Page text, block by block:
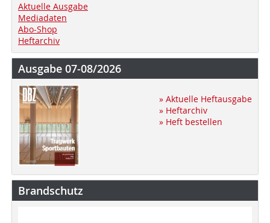
Aktuelle Ausgabe
Mediadaten
Abo-Shop
Heftarchiv
Ausgabe 07-08/2026
» Aktuelle Heftausgabe
» Heftarchiv
» Heft bestellen
Brandschutz